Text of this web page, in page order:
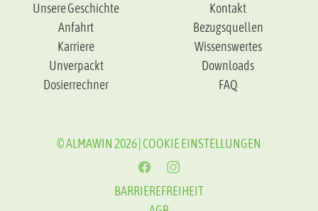
Unsere Geschichte
Kontakt
Anfahrt
Bezugsquellen
Karriere
Wissenswertes
Unverpackt
Downloads
Dosierrechner
FAQ
© ALMAWIN 2026 | COOKIE EINSTELLUNGEN
FACEBOOKINSTAGRAM
BARRIEREFREIHEIT